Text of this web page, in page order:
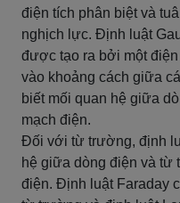
điện tích phân biệt và
nghịch lực. Định luật
được tạo ra bởi một
vào khoảng cách giữa
biết mối quan hệ giữa
mạch điện.
Đối với từ trường, định
hệ giữa dòng điện và từ
điện. Định luật Faraday